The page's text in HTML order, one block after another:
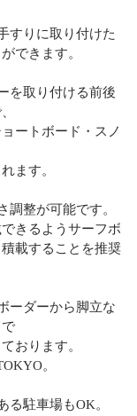
すりに取り付けた
できます。
を取り付ける前後
ートボード・スノ
ます。
調整が可能です。
きるようサーフボ
載することを推奨
ーダーから脚立な
おります。
。
る駐車場もOK。